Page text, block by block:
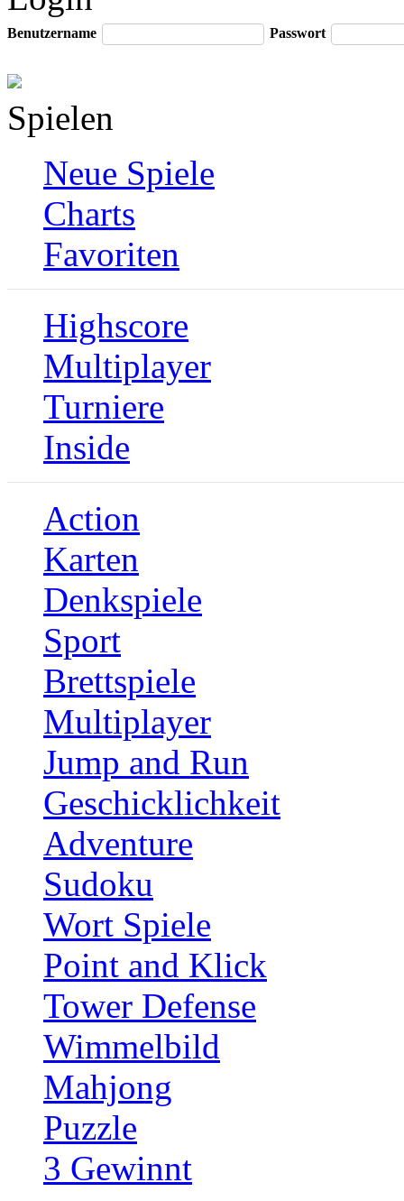
Benutzername Passwort
Spielen
Neue Spiele
Charts
Favoriten
Highscore
Multiplayer
Turniere
Inside
Action
Karten
Denkspiele
Sport
Brettspiele
Multiplayer
Jump and Run
Geschicklichkeit
Adventure
Sudoku
Wort Spiele
Point and Klick
Tower Defense
Wimmelbild
Mahjong
Puzzle
3 Gewinnt